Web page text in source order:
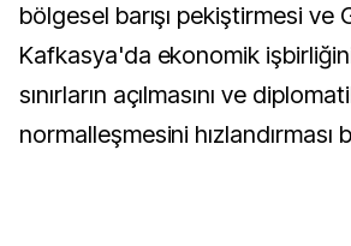
bölgesel barışı pekiştirmesi ve
Kafkasya'da ekonomik
sınırların açılmasını ve
normalleşmesini hızlandırması